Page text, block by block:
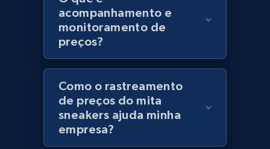
URL, Product id, Title, Product description,
Rating, Reviews count, Initial price, Discount,
and more.
Zara - Products
acompanhamento e
monitoramento de
preços?
Como o rastreamento
de preços do mita
sneakers ajuda minha
empresa?